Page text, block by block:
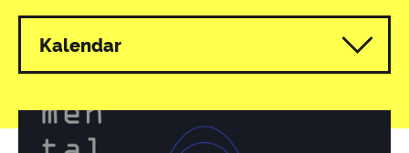
Kalendar